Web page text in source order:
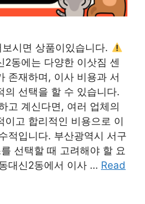
시면 상품이있습니다.
2동에는 다양한 이삿짐 센
존재하며, 이사 비용과 서
의 선택을 할 수 있습니다.
고 계신다면, 여러 업체의
이고 합리적인 비용으로 이
적입니다. 부산광역시 서구
선택할 때 고려해야 할 요
대신2동에서 이사 … Read